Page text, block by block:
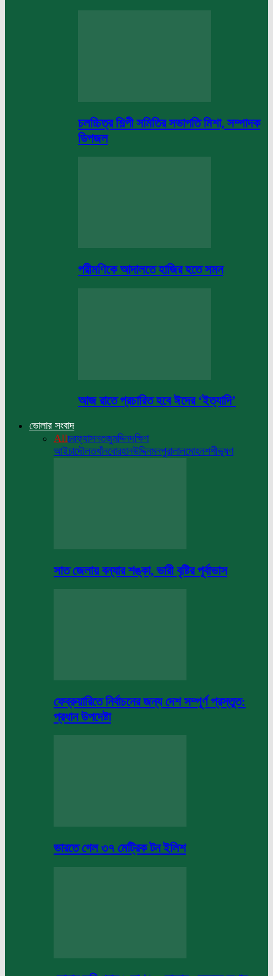
চলচ্চিত্র শিল্পী সমিতির সভাপতি মিশা, সম্পাদক
ডিপজল
পরীমণিকে আদালতে হাজির হতে সমন
আজ রাতে প্রচারিত হবে ঈদের ‘ইত্যাদি’
ভোলার সংবাদ
Allচরফ্যাসনতজুমদ্দিনদক্ষিণ
আইচাদৌলতখাঁনবোরহানউদ্দিনমনপুরালালমোহনশশীভূষণ
সাত জেলায় বন্যার শঙ্কা, ভারী বৃষ্টির পূর্বাভাস
ফেব্রুয়ারিতে নির্বাচনের জন্য দেশ সম্পূর্ণ প্রস্তুত:
প্রধান উপদেষ্টা
ভারতে গেল ৩৭ মেট্রিক টন ইলিশ